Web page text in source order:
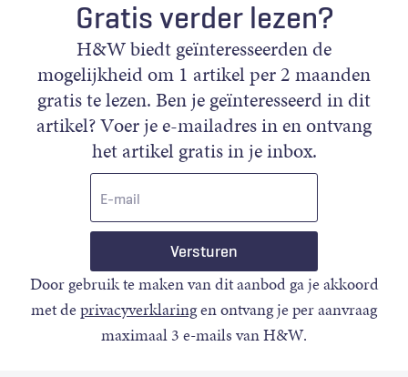
Gratis verder lezen?
H&W biedt geïnteresseerden de
mogelijkheid om 1 artikel per 2 maanden
gratis te lezen. Ben je geïnteresseerd in dit
artikel? Voer je e-mailadres in en ontvang
het artikel gratis in je inbox.
Door gebruik te maken van dit aanbod ga je akkoord
met deprivacyverklaringen ontvang je per aanvraag
maximaal 3 e-mails van H&W.